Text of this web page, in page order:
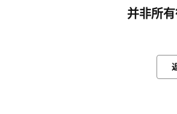
并非所有